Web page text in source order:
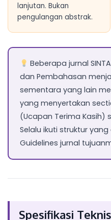
lanjutan. Bukan
pengulangan abstrak.
Beberapa jurnal
dan Pembahasan
sementara yang lain
yang menyertakan
(Ucapan Terima Kasih)
Selalu ikuti struktur
Guidelines jurnal
Spesifikasi